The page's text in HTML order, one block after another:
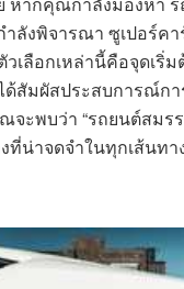
ำลังพิจารณา ซูเปอร์ค
วเลือกเหล่านี้คือจุดเริ่
ด้สัมผัสประสบการณ์ก
จะพบว่า “รถยนต์สมร
ที่น่าจดจำในทุกเส้นทา